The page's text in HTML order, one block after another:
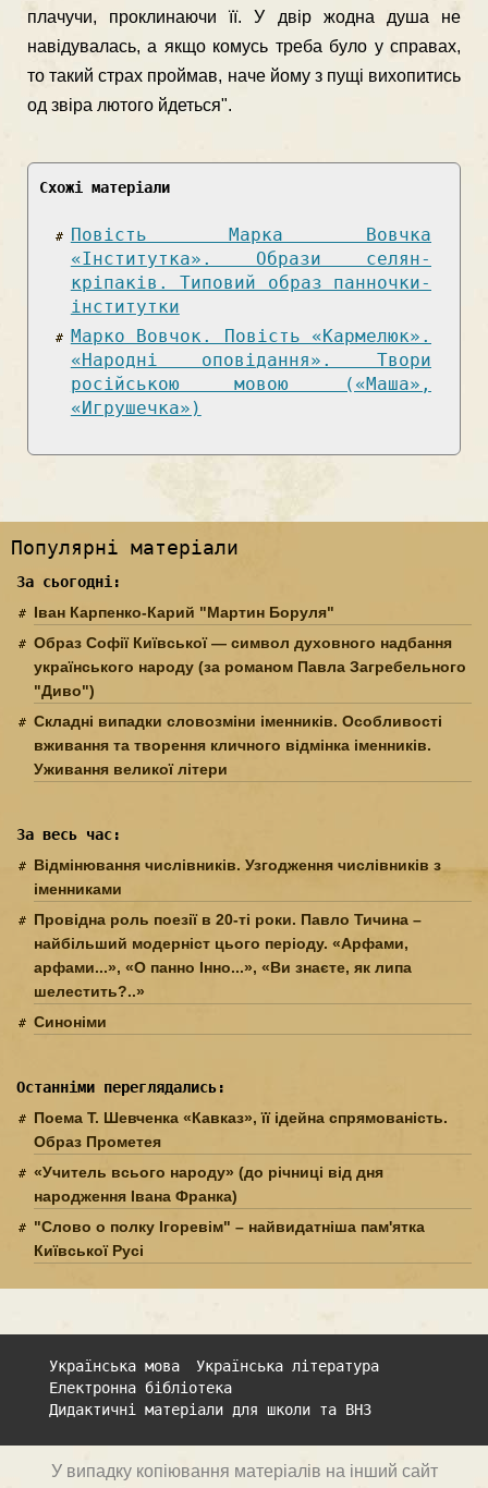
плачучи, проклинаючи її. У двір жодна душа не
навідувалась, а якщо комусь треба було у справах,
то такий страх проймав, наче йому з пущі вихопитись
од звіра лютого йдеться".
Схожі матеріали
Повість Марка Вовчка
«Інститутка». Образи селян-
кріпаків. Типовий образ панночки-
інститутки
Марко Вовчок. Повість «Кармелюк».
«Народні оповідання». Твори
російською мовою («Маша»,
«Игрушечка»)
Популярні матеріали
За сьогодні:
Іван Карпенко-Карий "Мартин Боруля"
Образ Софії Київської — символ духовного надбання
українського народу (за романом Павла Загребельного
"Диво")
Складні випадки словозміни іменників. Особливості
вживання та творення кличного відмінка іменників.
Уживання великої літери
За весь час:
Відмінювання числівників. Узгодження числівників з
іменниками
Провідна роль поезії в 20-ті роки. Павло Тичина –
найбільший модерніст цього періоду. «Арфами,
арфами...», «О панно Інно...», «Ви знаєте, як липа
шелестить?..»
Синоніми
Останніми переглядались:
Поема Т. Шевченка «Кавказ», її ідейна спрямо­ваність.
Образ Прометея
«Учитель всього народу» (до річниці від дня
народження Івана Франка)
"Слово о полку Ігоревім" – найвидатніша пам'ятка
Київської Русі
Українська мова
Українська література
Електронна бібліотека
Дидактичні матеріали для школи та ВНЗ
У випадку копіювання матеріалів на інший сайт